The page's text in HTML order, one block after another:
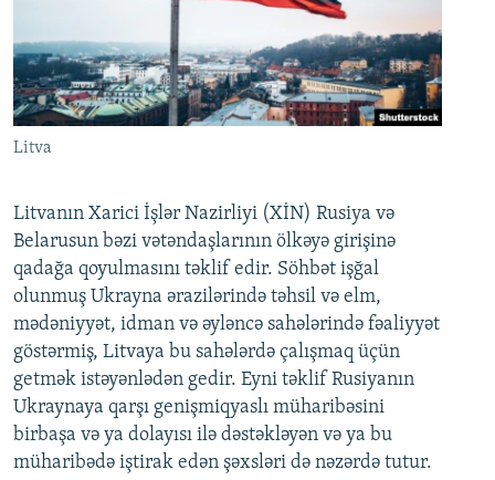
Litva
Litvanın Xarici İşlər Nazirliyi (XİN) Rusiya və
Belarusun bəzi vətəndaşlarının ölkəyə girişinə
qadağa qoyulmasını təklif edir. Söhbət işğal
olunmuş Ukrayna ərazilərində təhsil və elm,
mədəniyyət, idman və əyləncə sahələrində fəaliyyət
göstərmiş, Litvaya bu sahələrdə çalışmaq üçün
getmək istəyənlədən gedir. Eyni təklif Rusiyanın
Ukraynaya qarşı genişmiqyaslı müharibəsini
birbaşa və ya dolayısı ilə dəstəkləyən və ya bu
müharibədə iştirak edən şəxsləri də nəzərdə tutur.